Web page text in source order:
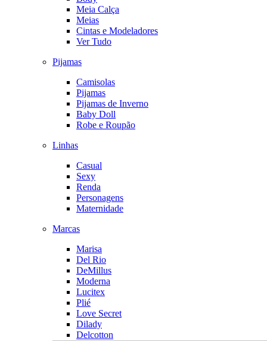
Meia Calça
Meias
Cintas e Modeladores
Ver Tudo
Pijamas
Camisolas
Pijamas
Pijamas de Inverno
Baby Doll
Robe e Roupão
Linhas
Casual
Sexy
Renda
Personagens
Maternidade
Marcas
Marisa
Del Rio
DeMillus
Moderna
Lucitex
Plié
Love Secret
Dilady
Delcotton